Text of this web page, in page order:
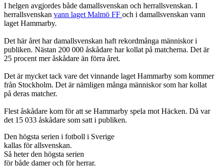
I helgen avgjordes både damallsvenskan och herrallsvenskan. I
herrallsvenskan vann laget Malmö FF och i damallsvenskan vann
laget Hammarby.
Det här året har damallsvenskan haft rekordmånga människor i
publiken. Nästan 200 000 åskådare har kollat på matcherna. Det är
25 procent mer åskådare än förra året.
Det är mycket tack vare det vinnande laget Hammarby som kommer
från Stockholm. Det är nämligen många människor som har kollat
på deras matcher.
Flest åskådare kom för att se Hammarby spela mot Häcken. Då var
det 15 033 åskådare som satt i publiken.
Den högsta serien i fotboll i Sverige
kallas för allsvenskan.
Så heter den högsta serien
för både damer och för herrar.